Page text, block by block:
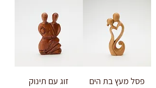
פסל מעץ בת הים
זוג עם תינוק